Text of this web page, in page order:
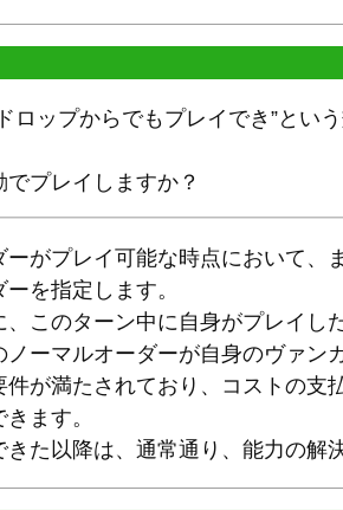
ロップからでもプレイでき”とい
でプレイしますか？
ーがプレイ可能な時点において
を指定します。
、このターン中に自身がプレイし
ノーマルオーダーが自身のヴァ
件が満たされており、コストの支
ます。
きた以降は、通常通り、能力の解